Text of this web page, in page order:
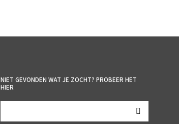
NIET GEVONDEN WAT JE ZOCHT? PROBEER HET
HIER